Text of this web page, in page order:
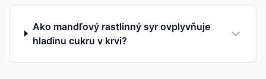
Ako mandľový rastlinný syr ovplyvňuje
hladinu cukru v krvi?